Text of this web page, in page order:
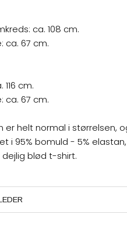
ca. 108 cm.
ca. 67 cm.
116 cm.
ca. 67 cm.
er helt normal i størrelsen,
i 95% bomuld - 5%
dejlig blød t-shirt.